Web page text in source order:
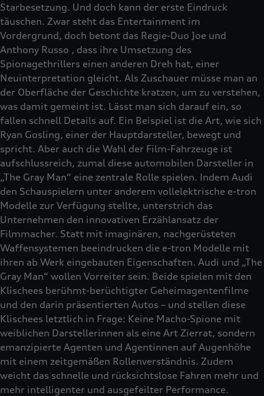
Starbesetzung. Und doch kann der erste Eindruck
täuschen. Zwar steht das Entertainment im
Vordergrund, doch betont das Regie-Duo Joe und
Anthony Russo , dass ihre Umsetzung des
Spionagethrillers einen anderen Dreh hat, einer
Neuinterpretation gleicht. Als Zuschauer müsse man an
der Oberfläche der Geschichte kratzen, um zu verstehen,
was damit gemeint ist. Lässt man sich darauf ein, so
fallen schnell Details auf. Ein Beispiel ist die Art, wie sich
Ryan Gosling, einer der Hauptdarsteller, bewegt und
spricht. Aber auch die Wahl der Film-Fahrzeuge ist
aufschlussreich, zumal diese automobilen Darsteller in
„The Gray Man“ eine zentrale Rolle spielen. Indem Audi
den Schauspielern unter anderem vollelektrische e-tron
Modelle zur Verfügung stellte, unterstrich das
Unternehmen den innovativen Erzählansatz der
Filmmacher. Statt mit imaginären, nachgerüsteten
Waffensystemen beeindrucken die e-tron Modelle mit
ihren ab Werk eingebauten Eigenschaften. Audi und „The
Gray Man“ wollen Vorreiter sein. Beide spielen mit den
Klischees berühmt-berüchtigter Geheimagentenfilme
und den darin präsentierten Autos – und stellen diese
Klischees letztlich in Frage: Keine Macho-Spione mit
weiblichen Darstellerinnen als eine Art Zierrat, sondern
emanzipierte Agenten und Agentinnen auf Augenhöhe
mit einem zeitgemäßen Rollenverständnis. Zudem
weicht das schnelle und rücksichtslose Fahren mehr und
mehr intelligenter und ausgefeilter Performance.